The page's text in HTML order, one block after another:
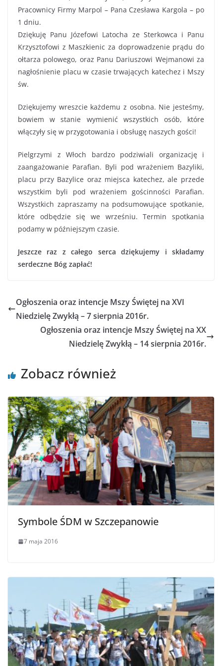
Pracownicy Firmy Marpol – Pana Czesława Kargola – po
1 dniu.
Dziękuję Panu Józefowi Latocha ze Sterkowca i Panu
Krzysztofowi z Maszkienic za doprowadzenie prądu do
ołtarza polowego, oraz Panu Dariuszowi Wejmanowi za
nagłośnienie placu w czasie trwających katechez i Mszy
św.
Dziękujemy wreszcie każdemu z osobna. Nie jesteśmy,
bowiem w stanie wymienić wszystkich osób, które
włączyły się w przygotowania i obsługę naszych gości!
Pielgrzymi z Włoch bardzo podziwiali organizację i
zaangażowanie Parafian. Byli pod wrażeniem Bazyliki,
placu przy Bazylice oraz miejsca katechez, ale przede
wszystkim byli pod wrażeniem gościnności Parafian.
Wszystkich zapraszamy na podsumowujące spotkanie,
które odbędzie się we wrześniu. Termin spotkania
podamy w późniejszym czasie.
Jeszcze raz z całego serca dziękujemy i składamy
serdeczne Bóg zapłać!
Ogłoszenia oraz intencje Mszy Świętej na XVI
Niedzielę Zwykłą – 7 sierpnia 2016r.
Ogłoszenia oraz intencje Mszy Świętej na XX
Niedzielę Zwykłą – 14 sierpnia 2016r.
Zobacz również
Symbole ŚDM w Szczepanowie
7 maja 2016